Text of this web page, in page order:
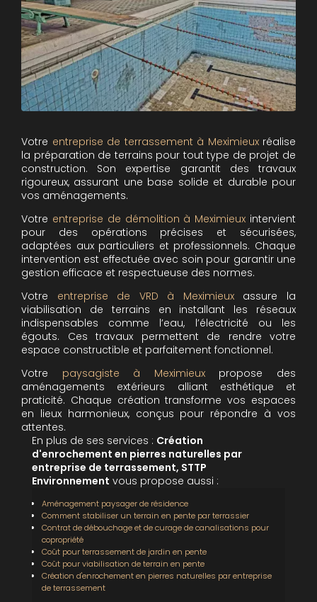
Votre entreprise de terrassement à Meximieuxréalise
la préparation de terrains pour tout type de projet de
construction. Son expertise garantit des travaux
rigoureux, assurant une base solide et durable pour
vos aménagements.
Votre entreprise de démolition à Meximieux intervient
pour des opérations précises et sécurisées,
adaptées aux particuliers et professionnels. Chaque
intervention est effectuée avec soin pour garantir une
gestion efficace et respectueuse des normes.
Votre entreprise de VRD à Meximieuxassure la
viabilisation de terrains en installant les réseaux
indispensables comme l’eau, l’électricité ou les
égouts. Ces travaux permettent de rendre votre
espace constructible et parfaitement fonctionnel.
Votre paysagiste à Meximieuxpropose des
aménagements extérieurs alliant esthétique et
praticité. Chaque création transforme vos espaces
en lieux harmonieux, conçus pour répondre à vos
attentes.
En plus de ses services : Création
d'enrochement en pierres naturelles par
entreprise de terrassement, STTP
Environnement vous propose aussi :
Aménagement paysager de résidence
Comment stabiliser un terrain en pente par terrassier
Contrat de débouchage et de curage de canalisations pour
copropriété
Coût pour terrassement de jardin en pente
Coût pour viabilisation de terrain en pente
Création d'enrochement en pierres naturelles par entreprise
de terrassement